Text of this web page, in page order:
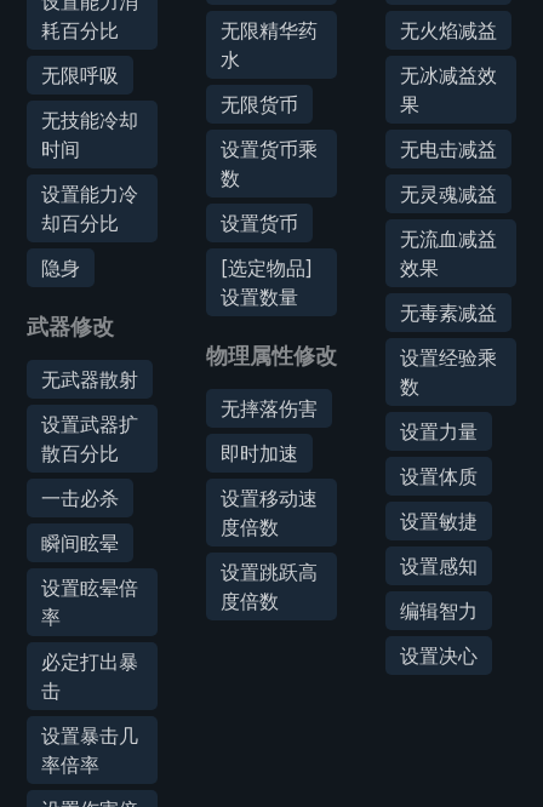
耗百分比
无限呼吸
无技能冷却
时间
设置能力冷
却百分比
隐身
武器修改
无武器散射
设置武器扩
散百分比
一击必杀
瞬间眩晕
设置眩晕倍
率
必定打出暴
击
设置暴击几
率倍率
无限精华药
水
无限货币
设置货币乘
数
设置货币
[选定物品]
设置数量
物理属性修改
无摔落伤害
即时加速
设置移动速
度倍数
设置跳跃高
度倍数
无火焰减益
无冰减益效
果
无电击减益
无灵魂减益
无流血减益
效果
无毒素减益
设置经验乘
数
设置力量
设置体质
设置敏捷
设置感知
编辑智力
设置决心